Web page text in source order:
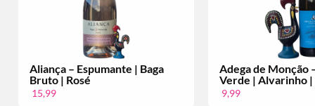
| Baga
Adega de Monção – Vinho
Verde | Alvarinho | Per Fles